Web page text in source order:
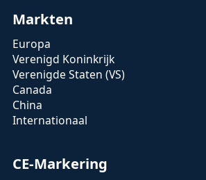
Markten
Europa
Verenigd Koninkrijk
Verenigde Staten (VS)
Canada
China
Internationaal
CE-Markering